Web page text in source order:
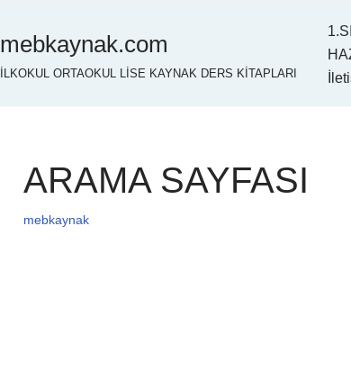
mebkaynak.com
İLKOKUL ORTAOKUL LİSE KAYNAK DERS KİTAPLARI
ARAMA SAYFASI
mebkaynak